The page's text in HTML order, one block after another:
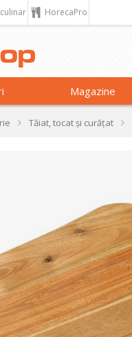
HorecaPro
Magazine
Tăiat, tocat și curățat